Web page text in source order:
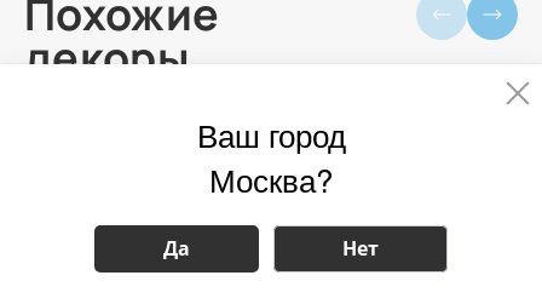
Похожие
декоры
Мы делаем очень крутой Telegram-
Ваш город
Москва?
Да Нет